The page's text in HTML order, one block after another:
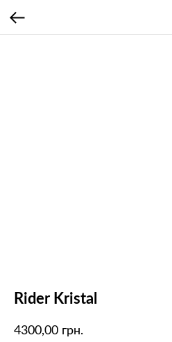
Rider Kristal
4300,00 грн.